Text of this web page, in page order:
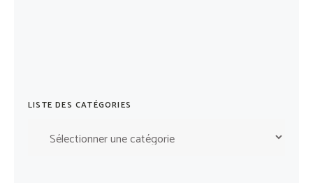
LISTE DES CATÉGORIES
catégories